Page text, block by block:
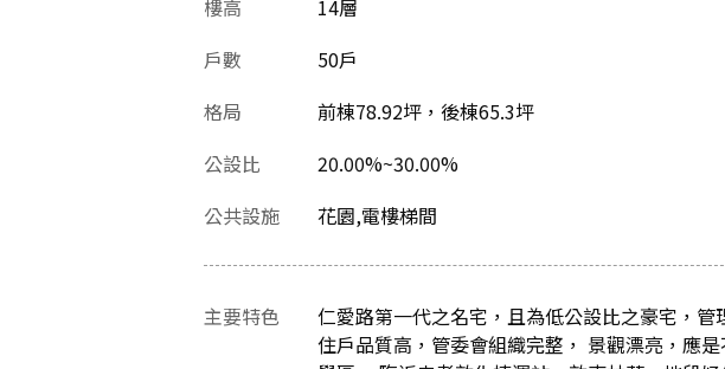
樓高
14層
戶數
50戶
格局
前棟78.92坪，後棟65.3坪
公設比
20.00%~30.00%
公共設施 花園,電樓梯間
主要特色
仁愛路第一代之名宅，且為低公設比之豪宅，
住戶品質高，管委會組織完整， 景觀漂亮，應